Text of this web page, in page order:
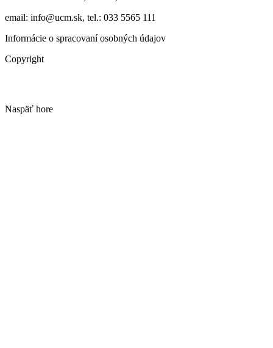
email: info@ucm.sk, tel.: 033 5565 111
Informácie o spracovaní osobných údajov
Copyright
Naspäť hore